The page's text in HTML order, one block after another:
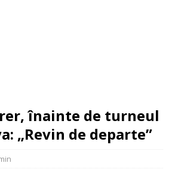
înainte de turneul
„Revin de departe”